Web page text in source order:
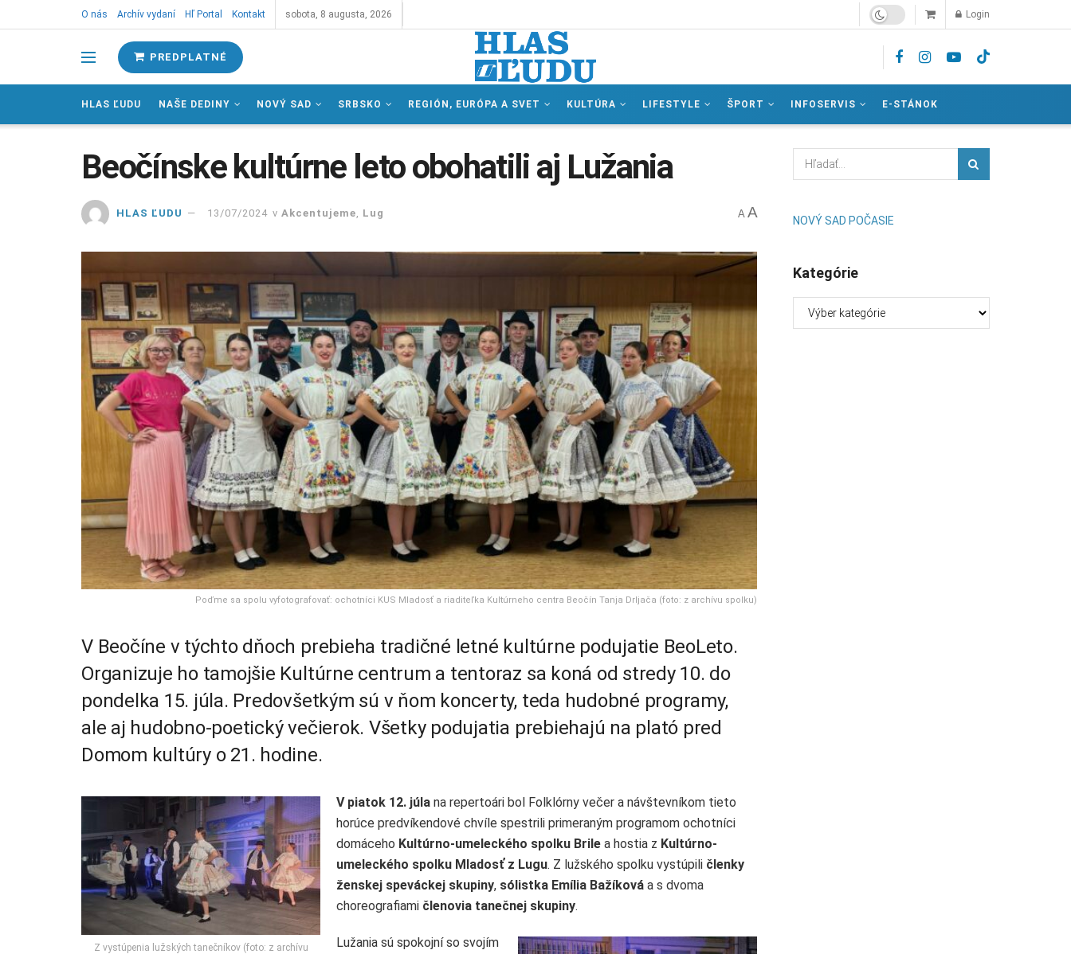
O nás Archív vydaní Hľ Portal Kontakt sobota, 8 augusta, 2026 Login
PREDPLATNÉ
HLAS ĽUDU NAŠE DEDINY NOVÝ SAD SRBSKO REGIÓN, EURÓPA A SVET KULTÚRA LIFESTYLE ŠPORT INFOSERVIS E-STÁNOK
Beočínske kultúrne leto obohatili aj Lužania
HLAS ĽUDU 13/07/2024 v Akcentujeme Lug A A
Poďme sa spolu vyfotografovať: ochotníci KUS Mladosť a riaditeľka Kultúrneho centra Beočín Tanja Drljača (foto: z archívu spolku)
V Beočíne v týchto dňoch prebieha tradičné letné kultúrne podujatie BeoLeto.
Organizuje ho tamojšie Kultúrne centrum a tentoraz sa koná od stredy 10. do
pondelka 15. júla. Predovšetkým sú v ňom koncerty, teda hudobné programy,
ale aj hudobno-poetický večierok. Všetky podujatia prebiehajú na plató pred
Domom kultúry o 21. hodine.
Z vystúpenia lužských tanečníkov (foto: z archívu
V piatok 12. júla na repertoári bol Folklórny večer a návštevníkom tieto
horúce predvíkendové chvíle spestrili primeraným programom ochotníci
domáceho Kultúrno-umeleckého spolku Brile a hostia z Kultúrno-
umeleckého spolku Mladosť z Lugu. Z lužského spolku vystúpili členky
ženskej speváckej skupiny, sólistka Emília Bažíková a s dvoma
choreografiami členovia tanečnej skupiny.
Lužania sú spokojní so svojím
NOVÝ SAD POČASIE
Kategórie